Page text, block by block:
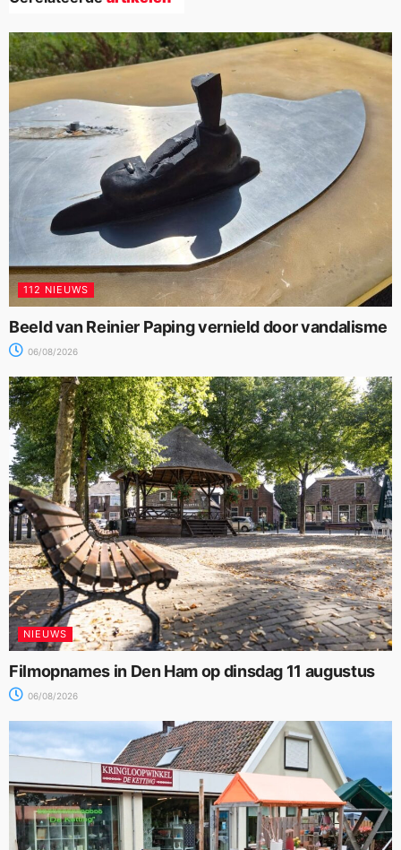
112 NIEUWS
Beeld van Reinier Paping vernield door vandalisme
06/08/2026
NIEUWS
Filmopnames in Den Ham op dinsdag 11 augustus
06/08/2026